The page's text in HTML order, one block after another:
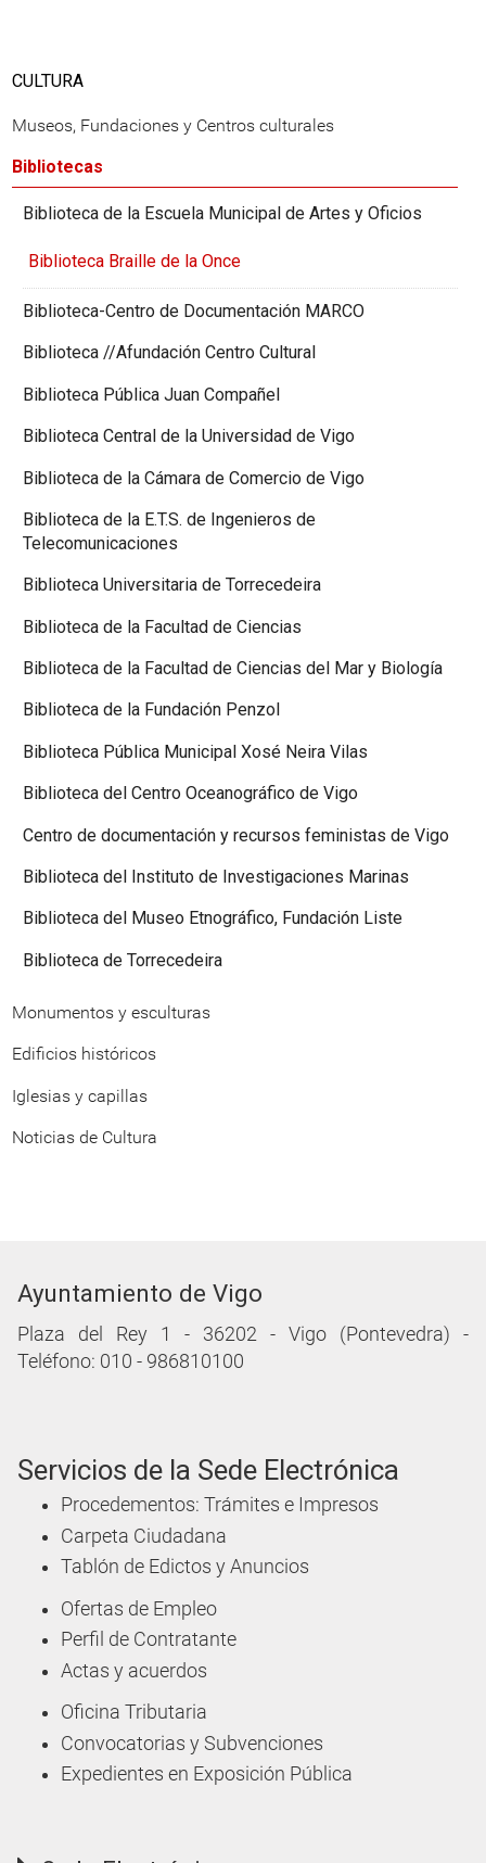
CULTURA
Museos, Fundaciones y Centros culturales
Bibliotecas
Biblioteca de la Escuela Municipal de Artes y Oficios
Biblioteca Braille de la Once
Biblioteca-Centro de Documentación MARCO
Biblioteca //Afundación Centro Cultural
Biblioteca Pública Juan Compañel
Biblioteca Central de la Universidad de Vigo
Biblioteca de la Cámara de Comercio de Vigo
Biblioteca de la E.T.S. de Ingenieros de
Telecomunicaciones
Biblioteca Universitaria de Torrecedeira
Biblioteca de la Facultad de Ciencias
Biblioteca de la Facultad de Ciencias del Mar y Biología
Biblioteca de la Fundación Penzol
Biblioteca Pública Municipal Xosé Neira Vilas
Biblioteca del Centro Oceanográfico de Vigo
Centro de documentación y recursos feministas de Vigo
Biblioteca del Instituto de Investigaciones Marinas
Biblioteca del Museo Etnográfico, Fundación Liste
Biblioteca de Torrecedeira
Monumentos y esculturas
Edificios históricos
Iglesias y capillas
Noticias de Cultura
Ayuntamiento de Vigo
Plaza del Rey 1 - 36202 - Vigo (Pontevedra) -
Teléfono: 010 - 986810100
Servicios de la Sede Electrónica
Procedementos: Trámites e Impresos
Carpeta Ciudadana
Tablón de Edictos y Anuncios
Ofertas de Empleo
Perfil de Contratante
Actas y acuerdos
Oficina Tributaria
Convocatorias y Subvenciones
Expedientes en Exposición Pública